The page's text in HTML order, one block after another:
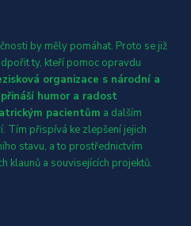
by měly pomáhat. Proto se již
ty, kteří pomoc opravdu
organizace s národní a
přináší humor a radost
pacientům a dalším
Tím přispívá ke zlepšení jejich
stavu, a to prostřednictvím
klaunů a souvisejících projektů.